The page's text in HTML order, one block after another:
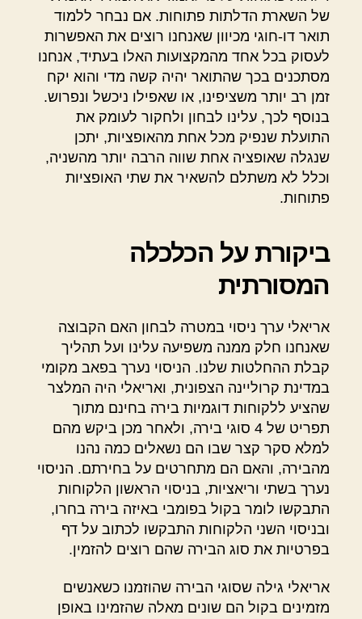
של השארת הדלתות פתוחות. אם נבחר ללמוד
תואר דו-חוגי מכיוון שאנחנו רוצים את האפשרות
לעסוק בכל אחד מהמקצועות האלו בעתיד, אנחנו
מסתכנים בכך שהתואר יהיה קשה מדי והוא יקח
זמן רב יותר משציפינו, או שאפילו ניכשל ונפרוש.
בנוסף לכך, עלינו לבחון ולחקור לעומק את
התועלת שנפיק מכל אחת מהאופציות, יתכן
שנגלה שאופציה אחת שווה הרבה יותר מהשניה,
וכלל לא משתלם להשאיר את שתי האופציות
פתוחות.
ביקורת על הכלכלה
המסורתית
אריאלי ערך ניסוי במטרה לבחון האם הקבוצה
שאנחנו חלק ממנה משפיעה עלינו ועל תהליך
קבלת ההחלטות שלנו. הניסוי נערך בפאב מקומי
במדינת קרוליינה הצפונית, ואריאלי היה המלצר
שהציע ללקוחות דוגמיות בירה בחינם מתוך
תפריט של 4 סוגי בירה, ולאחר מכן ביקש מהם
למלא סקר קצר שבו הם נשאלים כמה נהנו
מהבירה, והאם הם מתחרטים על בחירתם. הניסוי
נערך בשתי וריאציות, בניסוי הראשון הלקוחות
התבקשו לומר בקול בפומבי באיזה בירה בחרו,
ובניסוי השני הלקוחות התבקשו לכתוב על דף
בפרטיות את סוג הבירה שהם רוצים להזמין.
אריאלי גילה שסוגי הבירה שהוזמנו כשאנשים
מזמינים בקול הם שונים מאלה שהזמינו באופן